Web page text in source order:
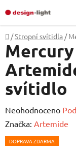
na
obsah
Domů
/Stropní svítidla /
svítidlo
Průměrné
hodnocení
produktu
Neohodnoceno
Značka: Artemide
DOPRAVA ZDARMA